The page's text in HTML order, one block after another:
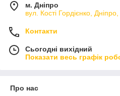
м. Дніпро
вул. Кості Гордієнко,
Контакти
Сьогодні вихідний
Показати весь графік
Про нас